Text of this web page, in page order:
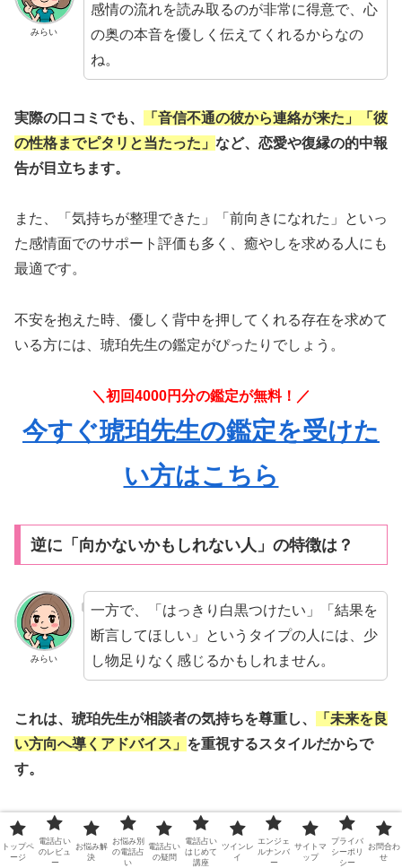
みらい
感情の流れを読み取るのが非常に得意で、心
の奥の本音を優しく伝えてくれるからなの
ね。
実際の口コミでも、
「音信不通の彼から連絡が来た」「彼
の性格までピタリと当たった」 など、恋愛や復縁の的中報
告が目立ちます。
また、「気持ちが整理できた」「前向きになれた」といっ
た感情面でのサポート評価も多く、癒やしを求める人にも
最適です。
不安を抱えた時、優しく背中を押してくれる存在を求めて
いる方には、琥珀先生の鑑定がぴったりでしょう。
＼初回4000円分の鑑定が無料！／
今すぐ琥珀先生の鑑定を受けた
い方はこちら
逆に「向かないかもしれない人」の特徴は？
みらい
一方で、「はっきり白黒つけたい」「結果を
断言してほしい」というタイプの人には、少
し物足りなく感じるかもしれません。
これは、琥珀先生が相談者の気持ちを尊重し、
「未来を良
い方向へ導くアドバイス」 を重視するスタイルだからで
す。
口コミの中にも「悪いことをやわらかく言う」「現実的な
厳しさを強調しない」との意見がありました。
トップペ
ージ
電話占い
のレビュ
ー
お悩み解
決
お悩み別
の電話占
い
電話占い
の疑問
電話占い
はじめて
講座
ツインレ
イ
エンジェ
ルナンバ
ー
サイトマ
ップ
プライバ
シーポリ
シー
お問合わ
せ